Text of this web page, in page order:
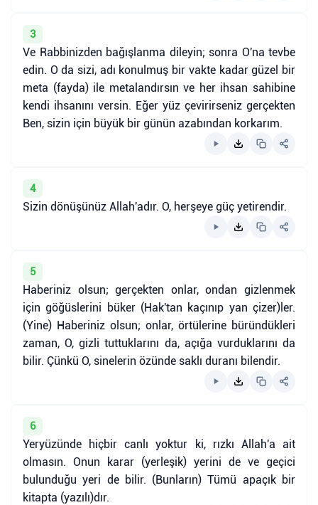
3
Ve Rabbinizden bağışlanma dileyin; sonra O'na tevbe
edin. O da sizi, adı konulmuş bir vakte kadar güzel bir
meta (fayda) ile metalandırsın ve her ihsan sahibine
kendi ihsanını versin. Eğer yüz çevirirseniz gerçekten
Ben, sizin için büyük bir günün azabından korkarım.
4
Sizin dönüşünüz Allah'adır. O, herşeye güç yetirendir.
5
Haberiniz olsun; gerçekten onlar, ondan gizlenmek
için göğüslerini büker (Hak'tan kaçınıp yan çizer)ler.
(Yine) Haberiniz olsun; onlar, örtülerine büründükleri
zaman, O, gizli tuttuklarını da, açığa vurduklarını da
bilir. Çünkü O, sinelerin özünde saklı duranı bilendir.
6
Yeryüzünde hiçbir canlı yoktur ki, rızkı Allah'a ait
olmasın. Onun karar (yerleşik) yerini de ve geçici
bulunduğu yeri de bilir. (Bunların) Tümü apaçık bir
kitapta (yazılı)dır.